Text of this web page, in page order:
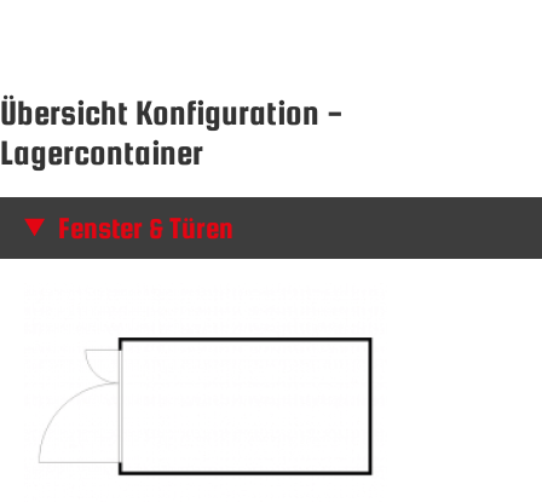
Übersicht Konfiguration -
Lagercontainer
Fenster & Türen